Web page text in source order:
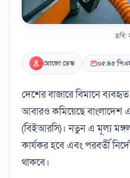
ছবি:
মোজো ডেস্ক ০৫:৪৫
দেশের বাজারে বিমানে
আবারও কমিয়েছে বাংলাদেশ
(বিইআরসি)। নতুন এ মূল্য
কার্যকর হবে এবং পরবর্তী
থাকবে।